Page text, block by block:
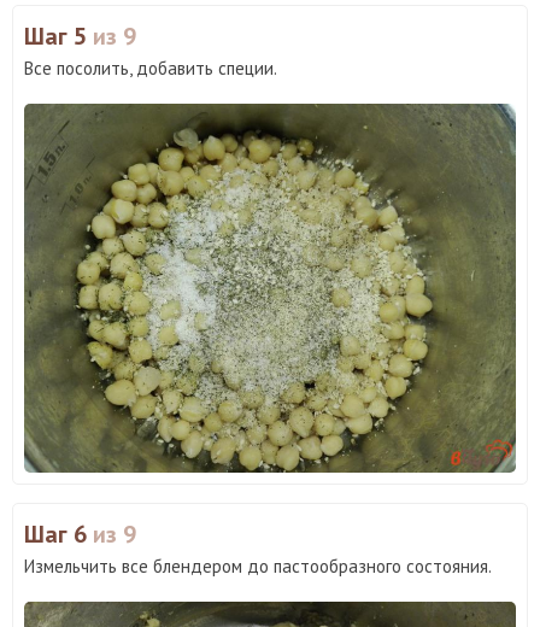
Шаг 5 из 9
Все посолить, добавить специи.
Шаг 6 из 9
Измельчить все блендером до пастообразного состояния.